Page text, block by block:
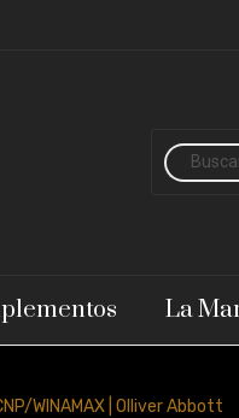
La
WINAMAX | Olliver Abbott